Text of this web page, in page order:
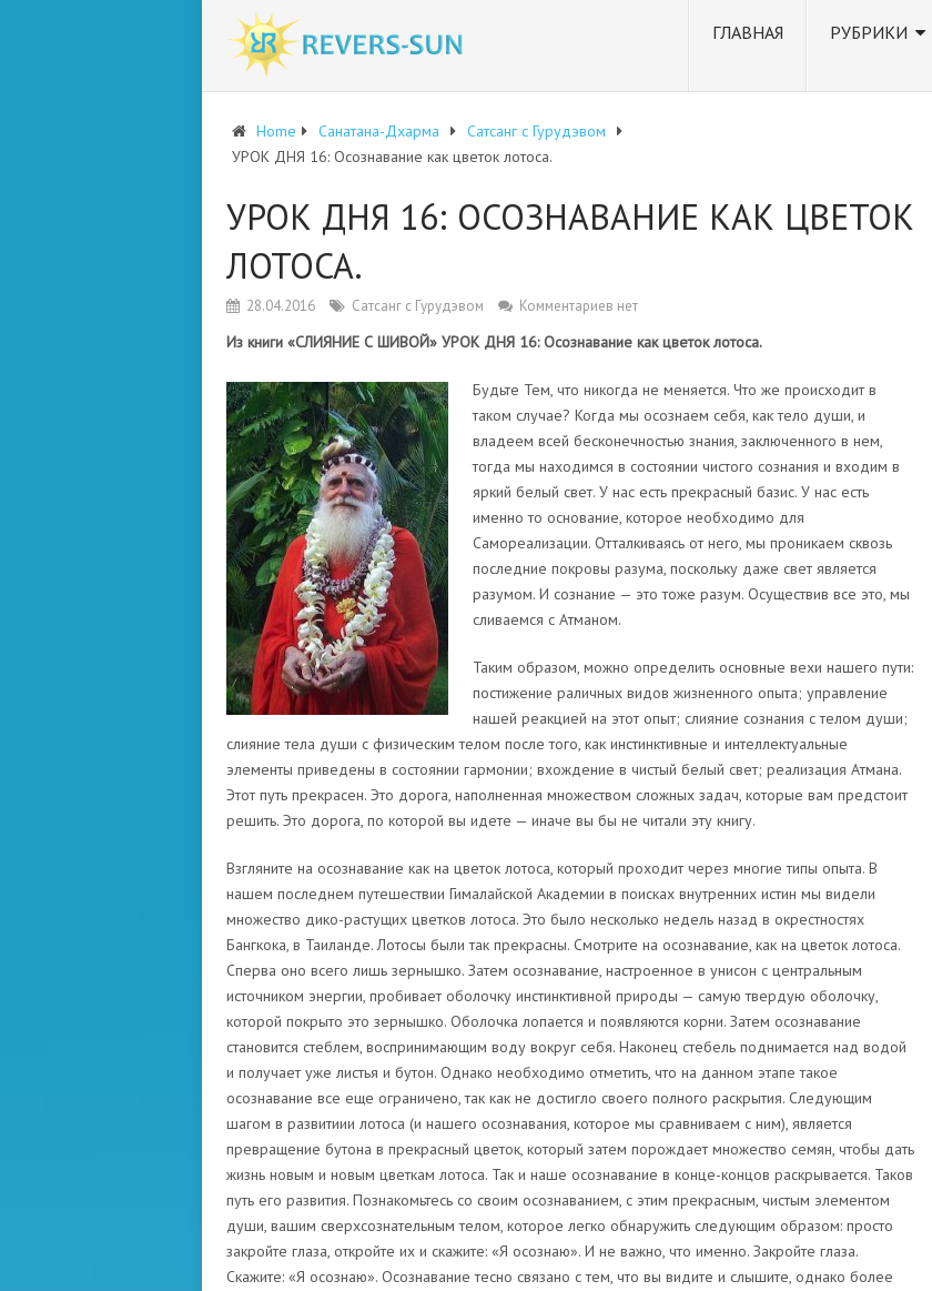
ГЛАВНАЯ РУБРИКИ
Home Санатана-Дхарма
Сатсанг с Гурудэвом
УРОК ДНЯ 16: Осознавание как цветок лотоса.
УРОК ДНЯ 16: ОСОЗНАВАНИЕ КАК ЦВЕТОК
ЛОТОСА.
28.04.2016 Сатсанг с Гурудэвом Комментариев нет
Из книги «СЛИЯНИЕ С ШИВОЙ» УРОК ДНЯ 16: Осознавание как цветок лотоса.
Будьте Тем, что никогда не меняется. Что же происходит в
таком случае? Когда мы осознаем себя, как тело души, и
владеем всей бесконечностью знания, заключенного в нем,
тогда мы находимся в состоянии чистого сознания и входим в
яркий белый свет. У нас есть прекрасный базис. У нас есть
именно то основание, которое необходимо для
Самореализации. Отталкиваясь от него, мы проникаем сквозь
последние покровы разума, поскольку даже свет является
разумом. И сознание — это тоже разум. Осуществив все это, мы
сливаемся с Атманом.
Таким образом, можно определить основные вехи нашего пути:
постижение раличных видов жизненного опыта; управление
нашей реакцией на этот опыт; слияние сознания с телом души;
слияние тела души с физическим телом после того, как инстинктивные и интеллектуальные
элементы приведены в состоянии гармонии; вхождение в чистый белый свет; реализация Атмана.
Этот путь прекрасен. Это дорога, наполненная множеством сложных задач, которые вам предстоит
решить. Это дорога, по которой вы идете — иначе вы бы не читали эту книгу.
Взгляните на осознавание как на цветок лотоса, который проходит через многие типы опыта. В
нашем последнем путешествии Гималайской Академии в поисках внутренних истин мы видели
множество дико-растущих цветков лотоса. Это было несколько недель назад в окрестностях
Бангкока, в Таиланде. Лотосы были так прекрасны. Смотрите на осознавание, как на цветок лотоса.
Сперва оно всего лишь зернышко. Затем осознавание, настроенное в унисон с центральным
источником энергии, пробивает оболочку инстинктивной природы — самую твердую оболочку,
которой покрыто это зернышко. Оболочка лопается и появляются корни. Затем осознавание
становится стеблем, воспринимающим воду вокруг себя. Наконец стебель поднимается над водой
и получает уже листья и бутон. Однако необходимо отметить, что на данном этапе такое
осознавание все еще ограничено, так как не достигло своего полного раскрытия. Следующим
шагом в развитиии лотоса (и нашего осознавания, которое мы сравниваем с ним), является
превращение бутона в прекрасный цветок, который затем порождает множество семян, чтобы дать
жизнь новым и новым цветкам лотоса. Так и наше осознавание в конце-концов раскрывается. Таков
путь его развития. Познакомьтесь со своим осознаванием, с этим прекрасным, чистым элементом
души, вашим сверхсознательным телом, которое легко обнаружить следующим образом: просто
закройте глаза, откройте их и скажите: «Я осознаю». И не важно, что именно. Закройте глаза.
Скажите: «Я осознаю». Осознавание тесно связано с тем, что вы видите и слышите, однако более